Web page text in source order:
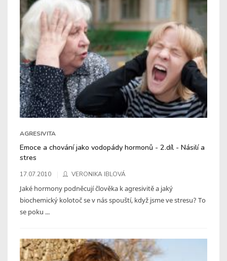
AGRESIVITA
Emoce a chování jako vodopády hormonů - 2.díl - Násilí a
stres
17.07.2010 VERONIKA IBLOVÁ
Jaké hormony podněcují člověka k agresivitě a jaký
biochemický kolotoč se v nás spouští, když jsme ve stresu? To
se poku ...